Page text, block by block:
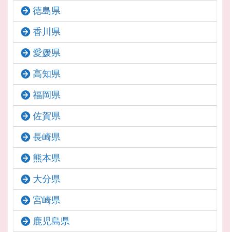
徳島県
香川県
愛媛県
高知県
福岡県
佐賀県
長崎県
熊本県
大分県
宮崎県
鹿児島県